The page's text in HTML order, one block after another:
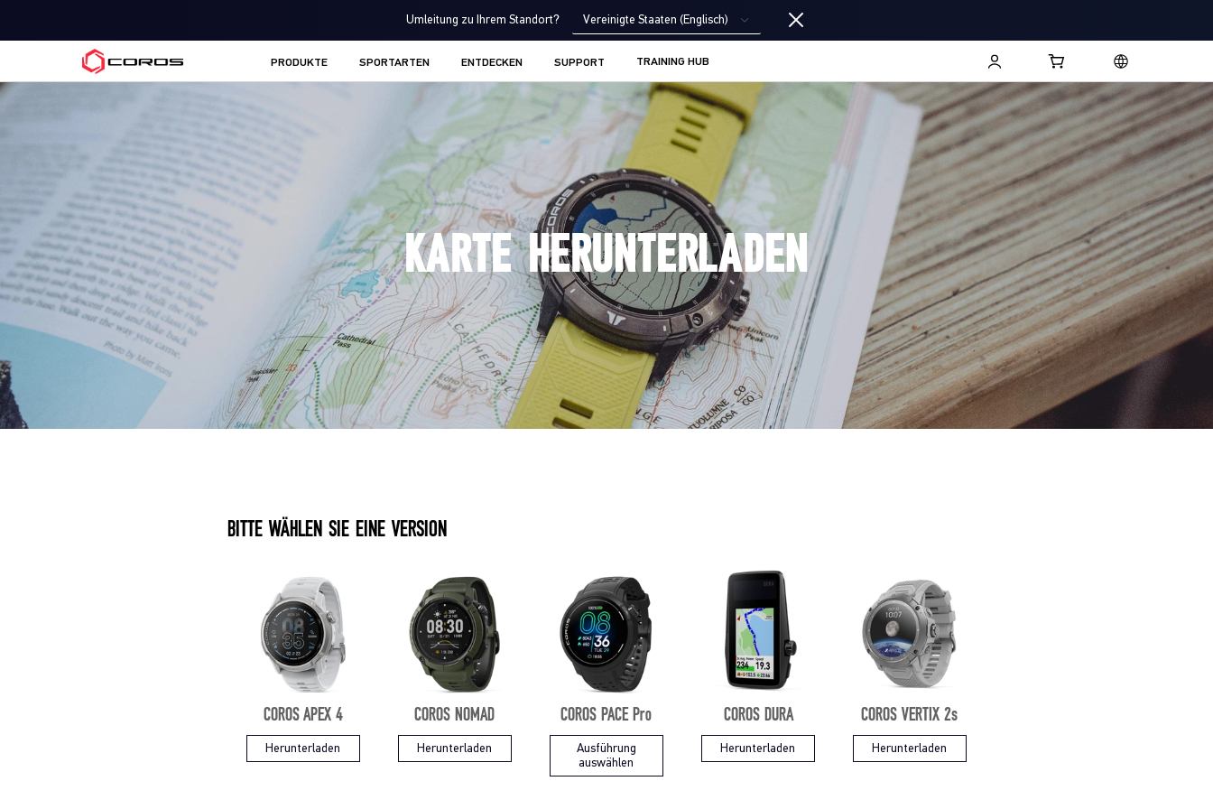
Umleitung zu Ihrem Standort? Vereinigte Staaten (Englisch)
COROS DE
PRODUKTE SPORTARTEN ENTDECKEN SUPPORT TRAINING HUB
KARTE HERUNTERLADEN
BITTE WÄHLEN SIE EINE VERSION
COROS APEX 4
Herunterladen
COROS NOMAD
Herunterladen
COROS PACE Pro
Ausführung
auswählen
COROS DURA
Herunterladen
COROS VERTIX 2s
Herunterladen